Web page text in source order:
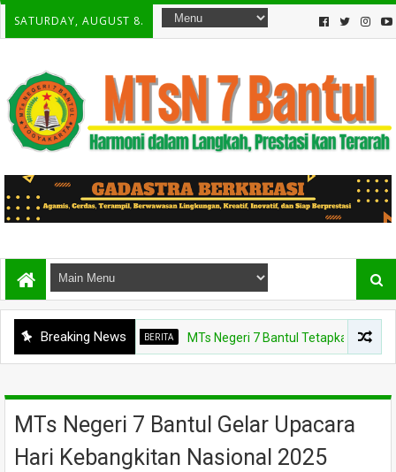
SATURDAY, AUGUST 8.
Breaking News
BERITA MTs Negeri 7 Bantul Tetapkan Tiga Agen
MTs Negeri 7 Bantul Gelar Upacara
Hari Kebangkitan Nasional 2025